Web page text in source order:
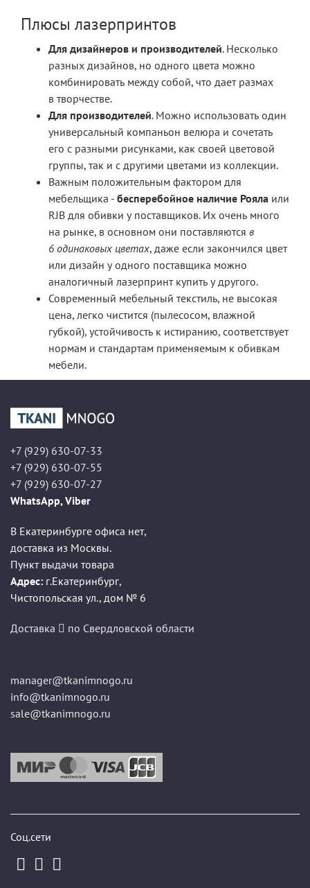
Плюсы лазерпринтов
Для дизайнеров и производителей. Несколько
разных дизайнов, но одного цвета можно
комбинировать между собой, что дает размах
в творчестве.
Для производителей. Можно использовать один
универсальный компаньон велюра и сочетать
его с разными рисунками, как своей цветовой
группы, так и с другими цветами из коллекции.
Важным положительным фактором для
мебельщика - бесперебойное наличие Рояла или
RJB для обивки у поставщиков. Их очень много
на рынке, в основном они поставляются в
6 одинаковых цветах, даже если закончился цвет
или дизайн у одного поставщика можно
аналогичный лазерпринт купить у другого.
Современный мебельный текстиль, не высокая
цена, легко чистится (пылесосом, влажной
губкой), устойчивость к истиранию, соответствует
нормам и стандартам применяемым к обивкам
мебели.
+7 (929) 630-07-33
+7 (929) 630-07-55
+7 (929) 630-07-27
WhatsApp, Viber
В Екатеринбурге офиса нет,
доставка из Москвы.
Пункт выдачи товара
Адрес: г.Екатеринбург,
Чистопольская ул., дом № 6
Доставка по Свердловской области
manager@tkanimnogo.ru
info@tkanimnogo.ru
sale@tkanimnogo.ru
Соц.сети